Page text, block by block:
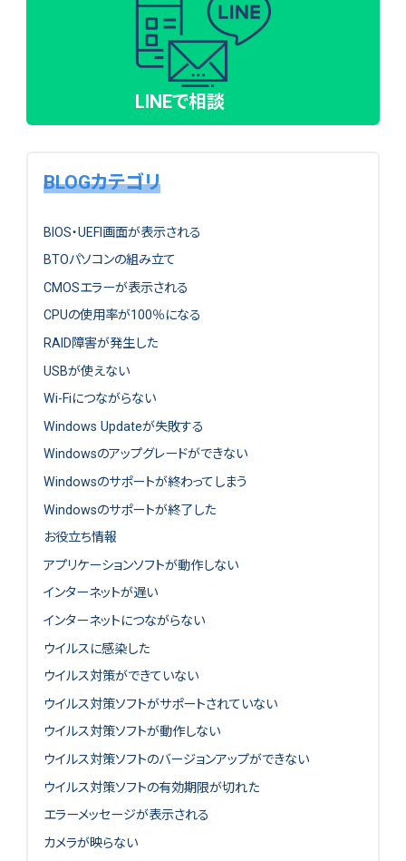
LINEで相談
BLOGカテゴリ
BIOS・UEFI画面が表示される
BTOパソコンの組み立て
CMOSエラーが表示される
CPUの使用率が100％になる
RAID障害が発生した
USBが使えない
Wi-Fiにつながらない
Windows Updateが失敗する
Windowsのアップグレードができない
Windowsのサポートが終わってしまう
Windowsのサポートが終了した
お役立ち情報
アプリケーションソフトが動作しない
インターネットが遅い
インターネットにつながらない
ウイルスに感染した
ウイルス対策ができていない
ウイルス対策ソフトがサポートされていない
ウイルス対策ソフトが動作しない
ウイルス対策ソフトのバージョンアップができない
ウイルス対策ソフトの有効期限が切れた
エラーメッセージが表示される
カメラが映らない